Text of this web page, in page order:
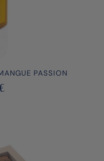
PASSION
€